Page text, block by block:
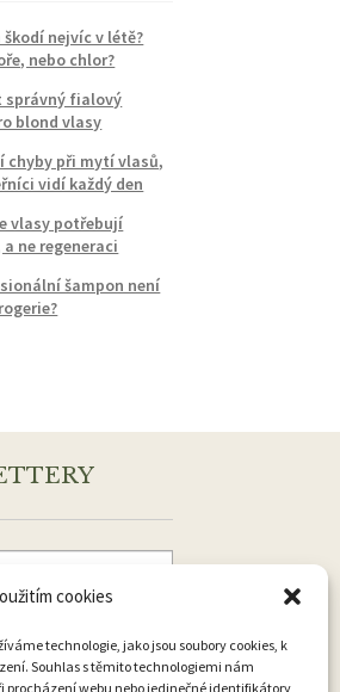
cookies
technologie, jako jsou soubory cookies, k
Souhlas s těmito technologiemi nám
webu nebo jedinečné identifikátory
škodí nejvíc v létě?
nebo chlor?
správný fialový
blond vlasy
chyby při mytí vlasů,
vidí každý den
vlasy potřebují
ne regeneraci
šampon není